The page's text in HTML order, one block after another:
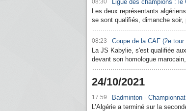
08:30
Ligue des champions : le
Les deux représentants
se sont qualifiés, dimanche
08:23
Coupe de la CAF (2e
La JS Kabylie, s'est qualifiée
devant son homologue
24/10/2021
17:59
Badminton -
L’Algérie a terminé sur la